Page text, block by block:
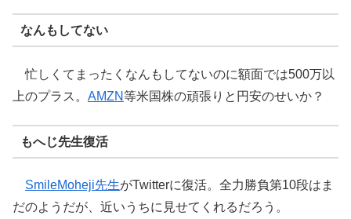
なんもしてない
忙しくてまったくなんもしてないのに額面では500万以
上のプラス。 AMZN等米国株の頑張りと円安のせいか？
もへじ先生復活
SmileMoheji先生がTwitterに復活。全力勝負第10段はま
だのようだが、近いうちに見せてくれるだろう。